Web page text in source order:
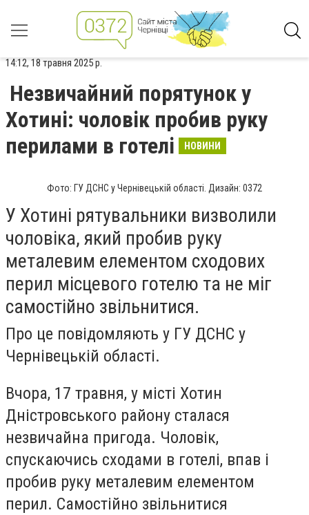
14:12, 18 травня 2025 р.
Незвичайний порятунок у
Хотині: чоловік пробив руку
перилами в готелі
НОВИНИ
Фото: ГУ ДСНС у Чернівецькій області. Дизайн: 0372
У Хотині рятувальники визволили
чоловіка, який пробив руку
металевим елементом сходових
перил місцевого готелю та не міг
самостійно звільнитися.
Про це повідомляють у ГУ ДСНС у
Чернівецькій області.
Вчора, 17 травня, у місті Хотин
Дністровського району сталася
незвичайна пригода. Чоловік,
спускаючись сходами в готелі, впав і
пробив руку металевим елементом
перил. Самостійно звільнитися